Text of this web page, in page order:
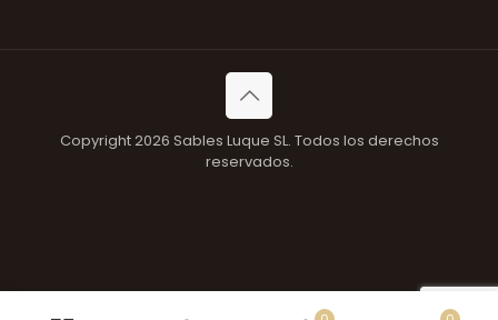
Copyright 2026 Sables Luque SL. Todos los derechos
reservados.